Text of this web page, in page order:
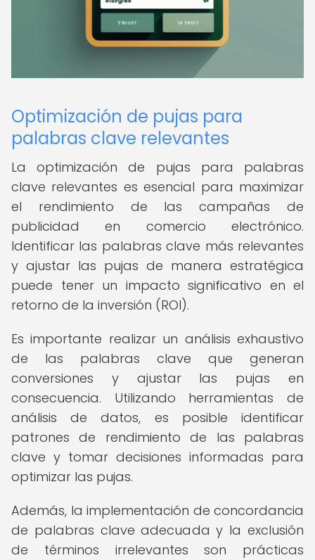
Optimización de pujas para
palabras clave relevantes
La optimización de pujas para palabras
clave relevantes es esencial para maximizar
el rendimiento de las campañas de
publicidad en comercio electrónico.
Identificar las palabras clave más relevantes
y ajustar las pujas de manera estratégica
puede tener un impacto significativo en el
retorno de la inversión (ROI).
Es importante realizar un análisis exhaustivo
de las palabras clave que generan
conversiones y ajustar las pujas en
consecuencia. Utilizando herramientas de
análisis de datos, es posible identificar
patrones de rendimiento de las palabras
clave y tomar decisiones informadas para
optimizar las pujas.
Además, la implementación de concordancia
de palabras clave adecuada y la exclusión
de términos irrelevantes son prácticas